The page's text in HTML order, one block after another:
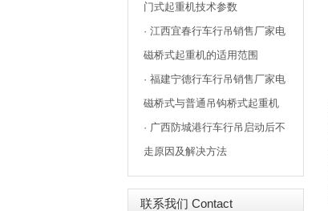
门式起重机技术参数
· 江西宜春行车行吊销售厂家电
磁桥式起重机的适用范围
· 福建宁德行车行吊销售厂家电
磁桥式与普通吊钩桥式起重机
· 广西防城港行车行吊启动后不
走原因及解决方法
联系我们 Contact